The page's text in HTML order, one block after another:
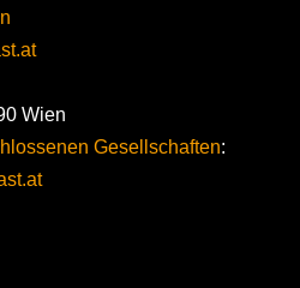
Wien
Gesellschaften: